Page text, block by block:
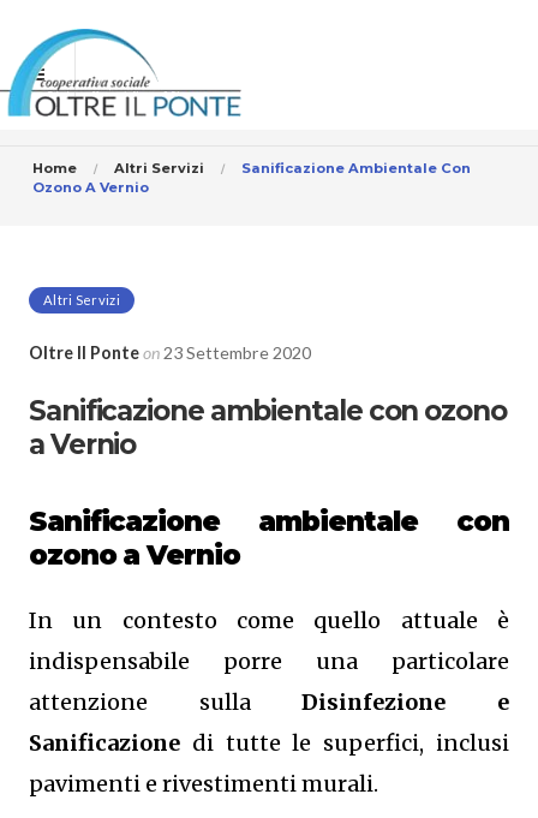
Home Altri Servizi
Sanificazione Ambientale Con
Ozono A Vernio
Altri Servizi
Oltre Il Ponteon23 Settembre 2020
Sanificazione ambientale con ozono
a Vernio
Sanificazione ambientale con
ozonoa Vernio
In un contesto come quello attuale è
indispensabile porre una particolare
attenzione sullaDisinfezione e
Sanificazione di tutte le superfici, inclusi
pavimenti e rivestimenti murali.